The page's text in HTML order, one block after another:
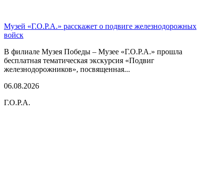
Музей «Г.О.Р.А.» расскажет о подвиге железнодорожных
войск
В филиале Музея Победы – Музее «Г.О.Р.А.» прошла
бесплатная тематическая экскурсия «Подвиг
железнодорожников», посвященная...
06.08.2026
Г.О.Р.А.